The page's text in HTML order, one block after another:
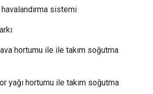
sistemi
hortumu ile ile takım soğutma
yağı hortumu ile takım soğutma